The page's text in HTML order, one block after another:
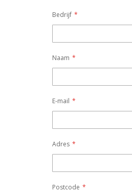
Bedrijf
Naam
E-mail
Adres
Postcode